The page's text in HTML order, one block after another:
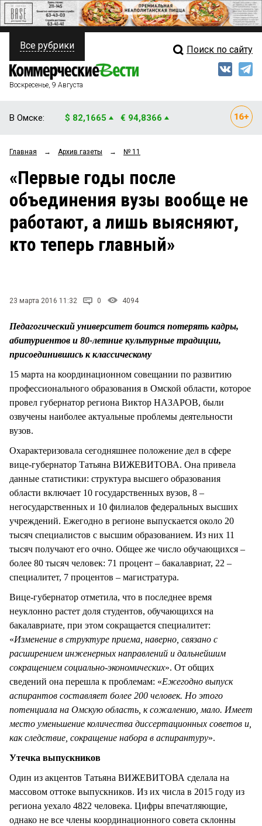
ПОЛИТИКА
ФИНАНСЫ
ОБЩЕСТВО
ЗАКОН
НОВОСТИ КОМПАНИЙ
Свежий выпуск
Рейтинги
Блоги
Архив
Все рубрики Поиск по сайту
Воскресенье, 9 Августа
В Омске: $ 82,1665 € 94,8366
Главная → Архив газеты → № 11
«Первые годы после
объединения вузы вообще не
работают, а лишь выясняют,
кто теперь главный»
23 марта 2016 11:32 0 4094
Педагогический университет боится потерять кадры,
абитуриентов и 80-летние культурные традиции,
присоединившись к классическому
15 марта на координационном совещании по развитию
профессионального образования в Омской области, которое
провел губернатор региона Виктор НАЗАРОВ, были
озвучены наиболее актуальные проблемы деятельности
вузов.
Охарактеризовала сегодняшнее положение дел в сфере
вице-губернатор Татьяна ВИЖЕВИТОВА. Она привела
данные статистики: структура высшего образования
области включает 10 государственных вузов, 8 –
негосударственных и 10 филиалов федеральных высших
учреждений. Ежегодно в регионе выпускается около 20
тысяч специалистов с высшим образованием. Из них 11
тысяч получают его очно. Общее же число обучающихся –
более 80 тысяч человек: 71 процент – бакалавриат, 22 –
специалитет, 7 процентов – магистратура.
Вице-губернатор отметила, что в последнее время
неуклонно растет доля студентов, обучающихся на
бакалавриате, при этом сокращается специалитет:
«Изменение в структуре приема, наверно, связано с
расширением инженерных направлений и дальнейшим
сокращением социально-экономических». От общих
сведений она перешла к проблемам: «Ежегодно выпуск
аспирантов составляет более 200 человек. Но этого
потенциала на Омскую область, к сожалению, мало. Имеет
место уменьшение количества диссертационных советов и,
как следствие, сокращение набора в аспирантуру».
Утечка выпускников
Один из акцентов Татьяна ВИЖЕВИТОВА сделала на
массовом оттоке выпускников. Из их числа в 2015 году из
региона уехало 4822 человека. Цифры впечатляющие,
однако не все члены координационного совета склонны